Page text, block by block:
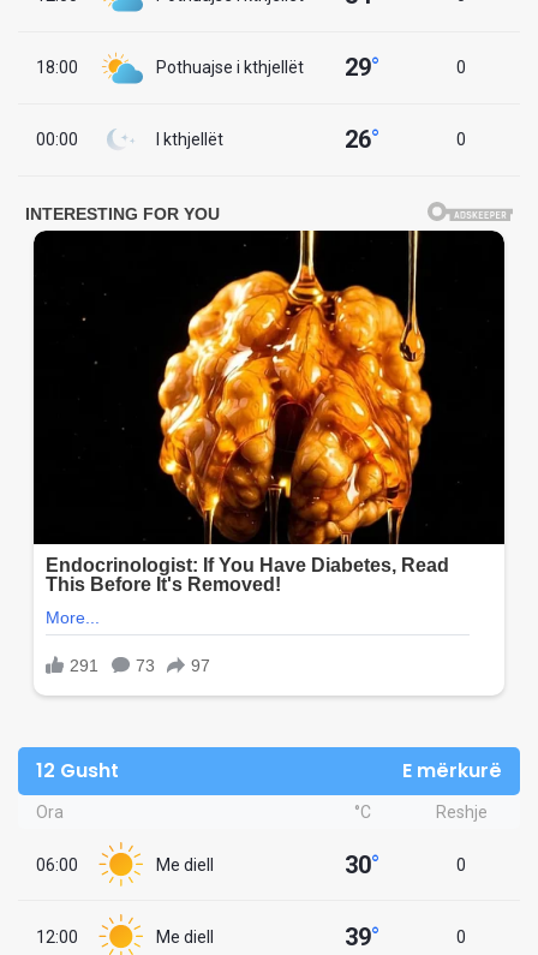
18:00 Pothuajse i kthjellët 29° 0
00:00 I kthjellët 26° 0
12 Gusht E mërkurë
Ora °C Reshje
06:00 Me diell 30° 0
12:00 Me diell 39° 0